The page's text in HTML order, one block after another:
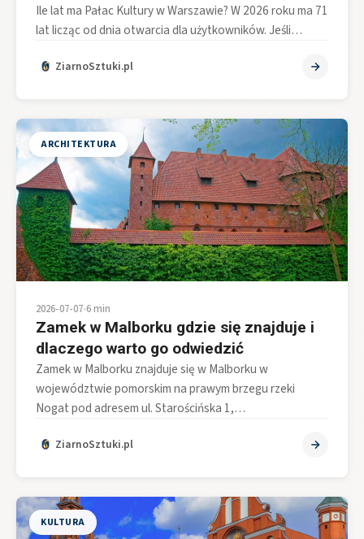
Ile lat ma Pałac Kultury w Warszawie? W 2026 roku ma 71
lat licząc od dnia otwarcia dla użytkowników. Jeśli…
ZiarnoSztuki.pl
ARCHITEKTURA
2026-07-07•6 min
Zamek w Malborku gdzie się znajduje i
dlaczego warto go odwiedzić
Zamek w Malborku znajduje się w Malborku w
województwie pomorskim na prawym brzegu rzeki
Nogat pod adresem ul. Starościńska 1,…
ZiarnoSztuki.pl
KULTURA